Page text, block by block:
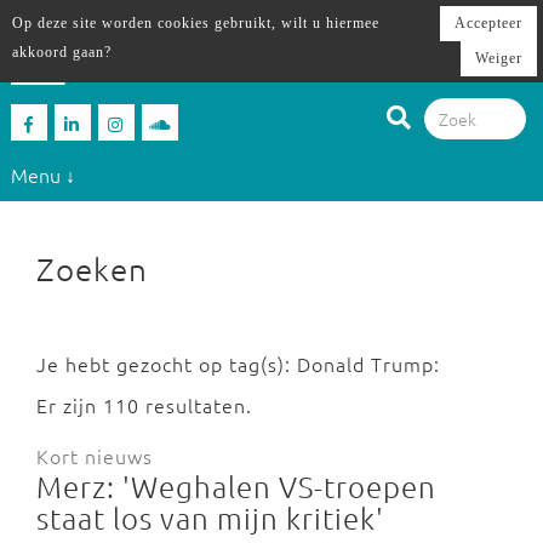
Menu ↓
Zoeken
Je hebt gezocht op tag(s): Donald Trump:
Er zijn 110 resultaten.
Kort nieuws
Merz: 'Weghalen VS-troepen
staat los van mijn kritiek'
Op deze site worden cookies gebruikt, wilt u hiermee
akkoord gaan?
Accepteer
Weiger